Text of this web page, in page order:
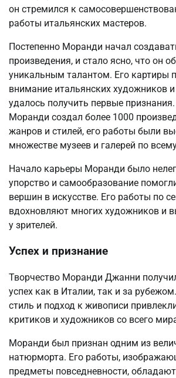
он стремился к
работы итальянских мастеров.
Постепенно Моранди начал
произведения, и стало ясно, что он
уникальным талантом. Его картиры
внимание итальянских художников
удалось получить первые
Моранди создал более 1000
жанров и стилей, его работы были
множестве музеев и галерей по
Начало карьеры Моранди было
упорство и самообразование
вершин в искусстве. Его работы по
вдохновляют многих художников и
у зрителей.
Успех и признание
Творчество Моранди Джанни
успех как в Италии, так и за
стиль и подход к живописи
критиков и художников со всего
Моранди был признан одним из
натюрморта. Его работы,
предметы повседневности,